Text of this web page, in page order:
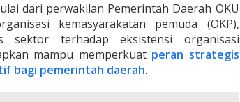
dari perwakilan Pemerintah Daerah OKU
kemasyarakatan pemuda (OKP),
sektor terhadap eksistensi organisasi
mampu memperkuat peran strategis
bagi pemerintah daerah.